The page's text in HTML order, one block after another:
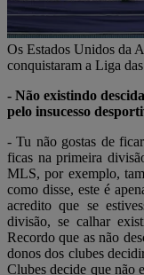
Os Estados Unidos da
conquistaram a Liga
- Não existindo
pelo insucesso
- Tu não gostas de
ficas na primeira
MLS, por exemplo,
como disse, este é
acredito que se
divisão, se calhar
Recordo que as não
donos dos clubes
Clubes decide que não